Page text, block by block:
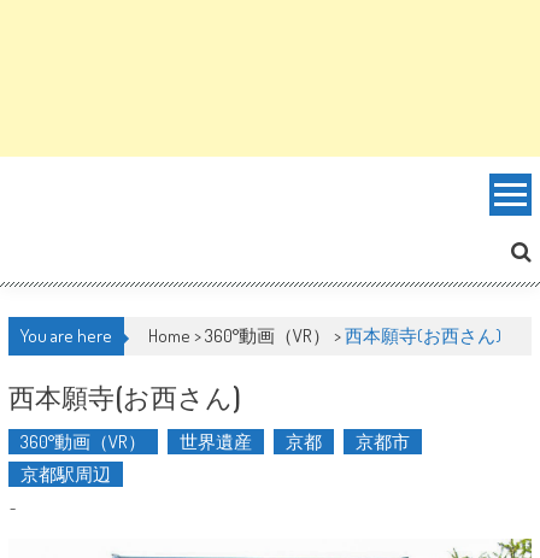
You are here Home >360°動画（VR） >西本願寺(お西さん)
西本願寺(お西さん)
360°動画（VR） 世界遺産 京都
京都市
京都駅周辺
-